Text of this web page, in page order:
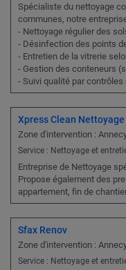
Spécialiste du nettoyage
communes, notre
- Nettoyage régulier des
- Désinfection des points
- Entretien de la vitrerie
- Gestion des conteneurs
- Suivi qualité par contrôles
Xpress Clean Nettoyage
Zone d'intervention :
Service : Nettoyage et
Entreprise de Nettoyage
Propose également des
appartement, fin de
Sfax Renov
Zone d'intervention :
Service : Nettoyage et